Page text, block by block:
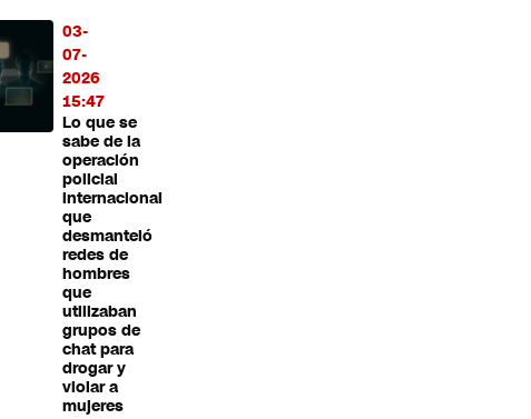
03-
07-
2026
15:47
Lo que se
sabe de la
operación
policial
internacional
que
desmanteló
redes de
hombres
que
utilizaban
grupos de
chat para
drogar y
violar a
mujeres